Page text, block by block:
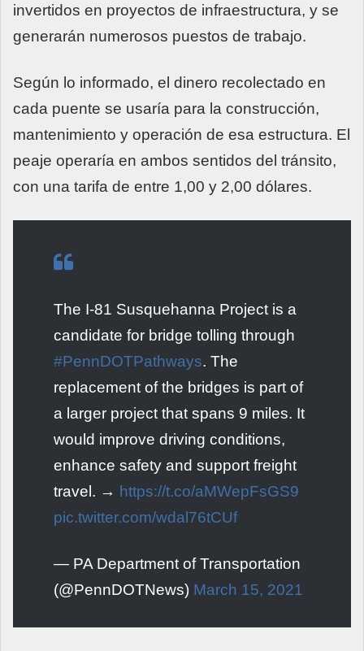
invertidos en proyectos de infraestructura, y se
generarán numerosos puestos de trabajo.
Según lo informado, el dinero recolectado en
cada puente se usaría para la construcción,
mantenimiento y operación de esa estructura. El
peaje operaría en ambos sentidos del tránsito,
con una tarifa de entre 1,00 y 2,00 dólares.
The I-81 Susquehanna Project is a
candidate for bridge tolling through
#PennDOTPathways. The
replacement of the bridges is part of
a larger project that spans 9 miles. It
would improve driving conditions,
enhance safety and support freight
travel. → https://t.co/aMWepFsGS9
pic.twitter.com/wdal76tCUf
— PA Department of Transportation
(@PennDOTNews) March 15, 2021